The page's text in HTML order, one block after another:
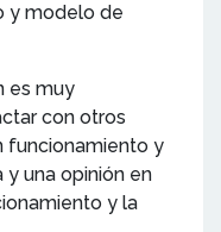
y modelo de
es muy
con otros
funcionamiento y
una opinión en
y la